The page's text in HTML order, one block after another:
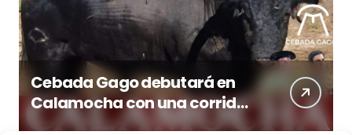
Cebada Gago debutará en
Calamocha con una corrida
de imponente presencia